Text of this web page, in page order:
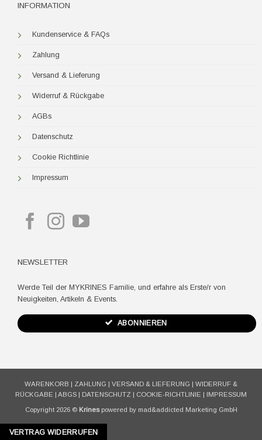
INFORMATION
Kundenservice & FAQs
Zahlung
Versand & Lieferung
Widerruf & Rückgabe
AGBs
Datenschutz
Cookie Richtlinie
Impressum
NEWSLETTER
Werde Teil der MYKRINES Familie, und erfahre als Erste/r von
Neuigkeiten, Artikeln & Events.
ABONNIEREN
WARENKORB ZAHLUNG VERSAND & LIEFERUNG
WIDERRUF &
RÜCKGABE
ABGS DATENSCHUTZ COOKIE-RICHTLINIE IMPRESSUM
Copyright 2026 © Krinespowered by mad&addicted Marketing GmbH
VERTRAG WIDERRUFEN